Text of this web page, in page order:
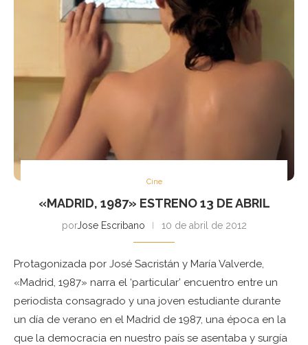
Cine
«MADRID, 1987» ESTRENO 13 DE ABRIL
porJose Escribano 10 de abril de 2012
Protagonizada por José Sacristán y María Valverde,
«Madrid, 1987» narra el ‘particular’ encuentro entre un
periodista consagrado y una joven estudiante durante
un día de verano en el Madrid de 1987, una época en la
que la democracia en nuestro país se asentaba y surgía